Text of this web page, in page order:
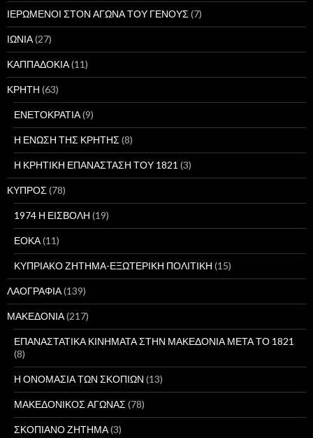
ΙΕΡΩΜΕΝΟΙ ΣΤΟΝ ΑΓΩΝΑ ΤΟΥ ΓΕΝΟΥΣ (7)
ΙΩΝΙΑ(27)
ΚΑΠΠΑΔΟΚΙΑ(11)
ΚΡΗΤΗ (63)
ΕΝΕΤΟΚΡΑΤΙΑ(9)
Η ΕΝΩΣΗ ΤΗΣ ΚΡΗΤΗΣ (8)
Η ΚΡΗΤΙΚΗ ΕΠΑΝΑΣΤΑΣΗ ΤΟΥ 1821 (3)
ΚΥΠΡΟΣ (78)
1974 Η ΕΙΣΒΟΛΗ (19)
ΕΟΚΑ(11)
ΚΥΠΡΙΑΚΟ ΖΗΤΗΜΑ-ΕΞΩΤΕΡΙΚΗ ΠΟΛΙΤΙΚΗ (15)
ΛΑΟΓΡΑΦΙΑ(139)
ΜΑΚΕΔΟΝΙΑ(217)
ΕΠΑΝΑΣΤΑΤΙΚΑ ΚΙΝΗΜΑΤΑ ΣΤΗΝ ΜΑΚΕΔΟΝΙΑ ΜΕΤΑ ΤΟ 1821
(8)
Η ΟΝΟΜΑΣΙΑ ΤΩΝ ΣΚΟΠΙΩΝ (13)
ΜΑΚΕΔΟΝΙΚΟΣ ΑΓΩΝΑΣ (78)
ΣΚΟΠΙΑΝΟ ΖΗΤΗΜΑ(3)